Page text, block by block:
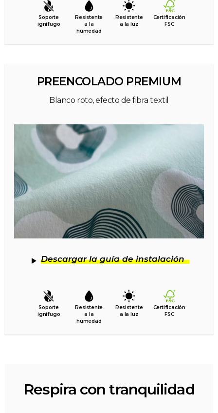
Soporte
ignífugo
Resistente
a la
humedad
Resistente
a la luz
Certificación
FSC
PREENCOLADO PREMIUM
Blanco roto, efecto de fibra textil
Descargar la guía de instalación
Soporte
ignífugo
Resistente
a la
humedad
Resistente
a la luz
Certificación
FSC
Respira con tranquilidad